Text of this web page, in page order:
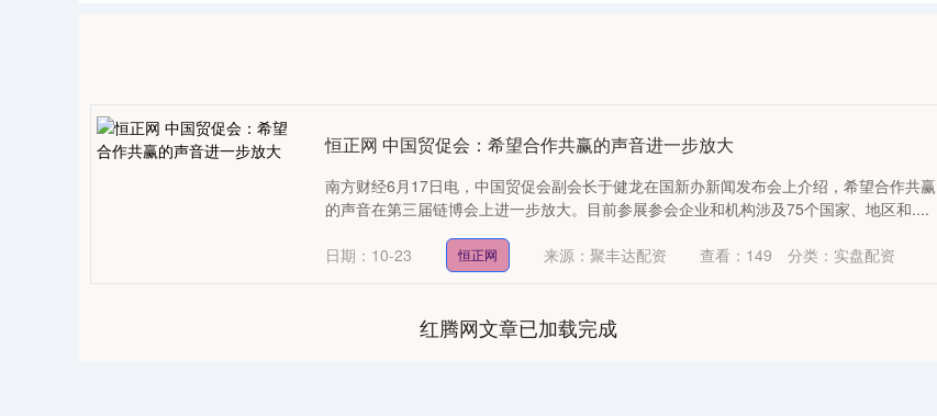
恒正网 中国贸促会：希望合作共赢的声音进一步放大
南方财经6月17日电，中国贸促会副会长于健龙在国新办新闻发布会上介绍，希望合作共赢
的声音在第三届链博会上进一步放大。目前参展参会企业和机构涉及75个国家、地区和....
日期：10-23 恒正网 来源：聚丰达配资 查看： 149 分类： 实盘配资
红腾网文章已加载完成